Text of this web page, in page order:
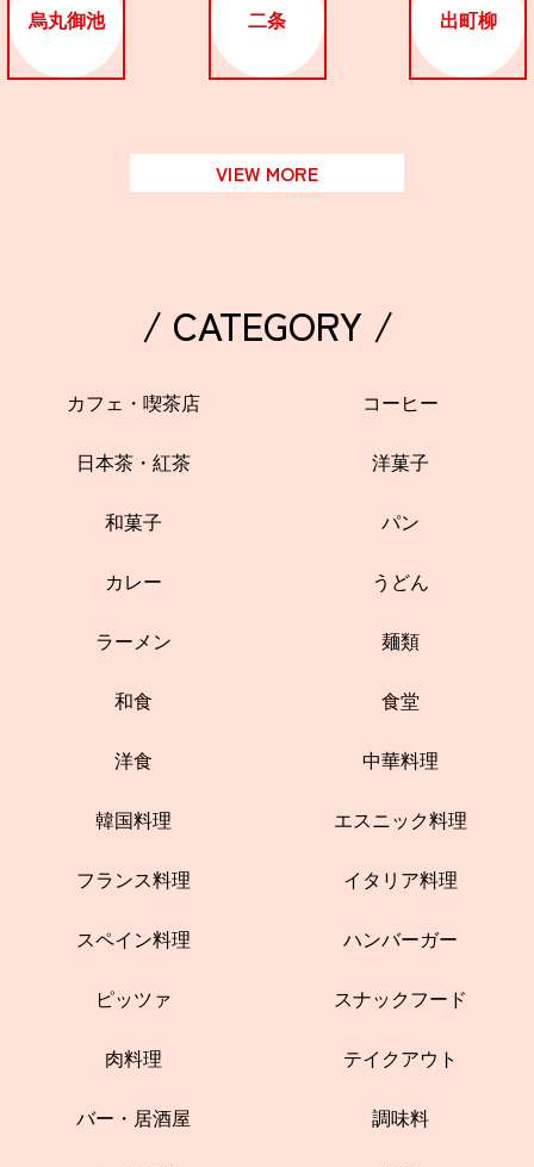
烏丸御池 二条 出町柳
VIEW MORE
/ CATEGORY /
カフェ・喫茶店 コーヒー
日本茶・紅茶 洋菓子
和菓子 パン
カレー うどん
ラーメン 麺類
和食 食堂
洋食 中華料理
韓国料理 エスニック料理
フランス料理 イタリア料理
スペイン料理 ハンバーガー
ピッツァ スナックフード
肉料理 テイクアウト
バー・居酒屋 調味料